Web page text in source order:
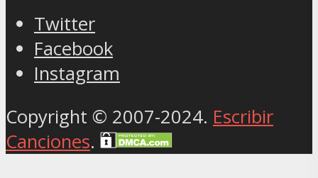
Twitter
Facebook
Instagram
Copyright © 2007-2024. Escribir
Canciones.